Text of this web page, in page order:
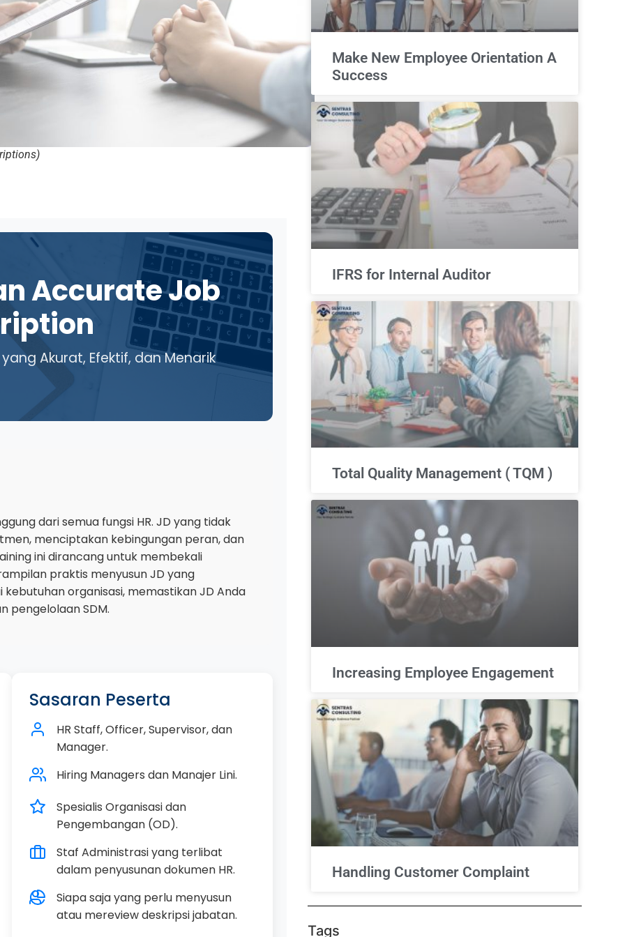
Accurate Job
Akurat, Efektif, dan Menarik
dari semua fungsi HR. JD yang tidak
menciptakan kebingungan peran, dan
ini dirancang untuk membekali
praktis menyusun JD yang
organisasi, memastikan JD Anda
pengelolaan SDM.
Sasaran Peserta
HR Staff, Officer, Supervisor, dan
Manager.
Hiring Managers dan Manajer Lini.
Spesialis Organisasi dan
Pengembangan (OD).
Staf Administrasi yang terlibat
dalam penyusunan dokumen HR.
Siapa saja yang perlu menyusun
atau mereview deskripsi jabatan.
Make New Employee Orientation A
Success
IFRS for Internal Auditor
Total Quality Management ( TQM )
Increasing Employee Engagement
Handling Customer Complaint
Tags